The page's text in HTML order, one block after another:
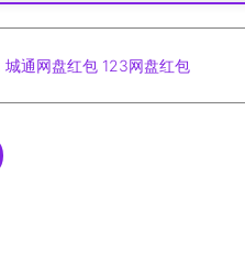
城通网盘红包 123网盘红包